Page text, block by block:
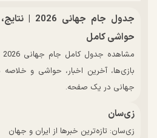
جدول جام
حواشی کامل
بازی‌ها، آخرین اخبار، حواشی و
جهانی در یک صفحه.
زی‌سان
زی‌سان: تازه‌ترین خبرها از ایران و جهان